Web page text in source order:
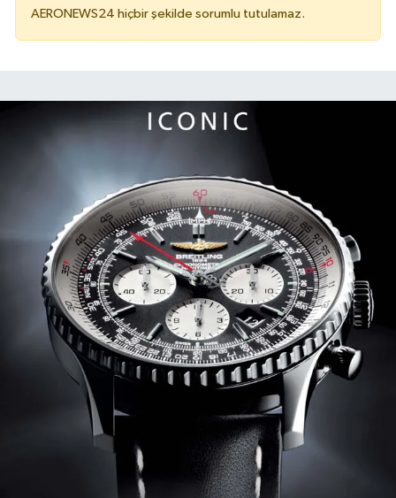
AERONEWS24 hiçbir şekilde sorumlu tutulamaz.